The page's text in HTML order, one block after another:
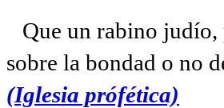
Que un rabino judío,
sobre la bondad o no
(Iglesia prófética)